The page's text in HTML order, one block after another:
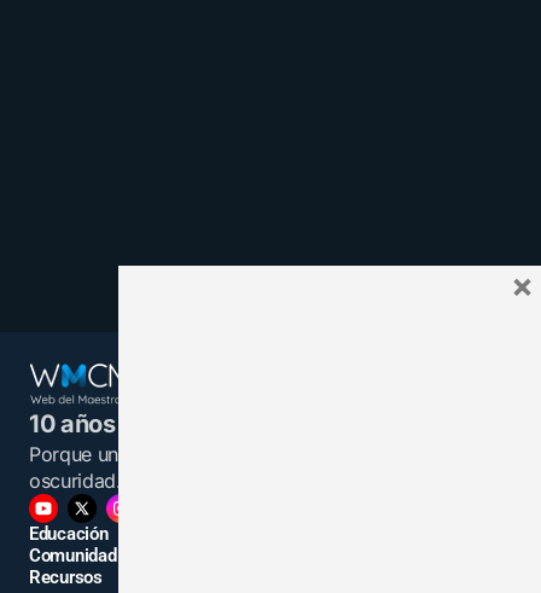
10 años juntos y más unidos.
Porque un maestro informado es una luz en la
oscuridad.
Educación
Comunidad
Recursos
×